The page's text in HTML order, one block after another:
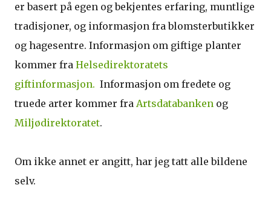
er basert på egen og bekjentes erfaring, muntlige
tradisjoner, og informasjon fra blomsterbutikker
og hagesentre. Informasjon om giftige planter
kommer fra Helsedirektoratets
giftinformasjon. Informasjon om fredete og
truede arter kommer fra Artsdatabanken og
Miljødirektoratet.
Om ikke annet er angitt, har jeg tatt alle bildene
selv.